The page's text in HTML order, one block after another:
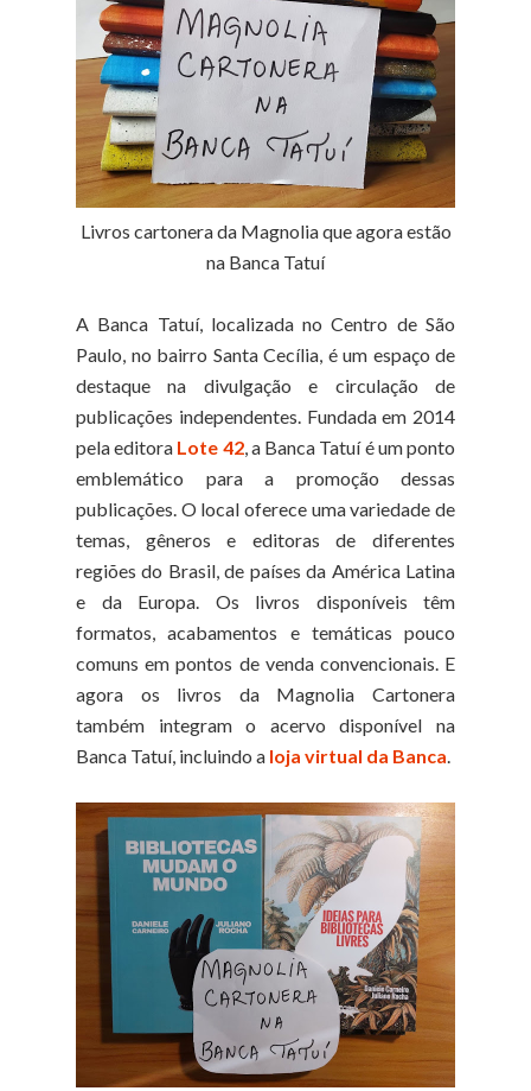
Livros cartonera da Magnolia que agora estão
na Banca Tatuí
A Banca Tatuí, localizada no Centro de São
Paulo, no bairro Santa Cecília, é um espaço de
destaque na divulgação e circulação de
publicações independentes. Fundada em 2014
pela editora Lote 42, a Banca Tatuí é um ponto
emblemático para a promoção dessas
publicações. O local oferece uma variedade de
temas, gêneros e editoras de diferentes
regiões do Brasil, de países da América Latina
e da Europa. Os livros disponíveis têm
formatos, acabamentos e temáticas pouco
comuns em pontos de venda convencionais. E
agora os livros da Magnolia Cartonera
também integram o acervo disponível na
Banca Tatuí, incluindo a loja virtual da Banca.